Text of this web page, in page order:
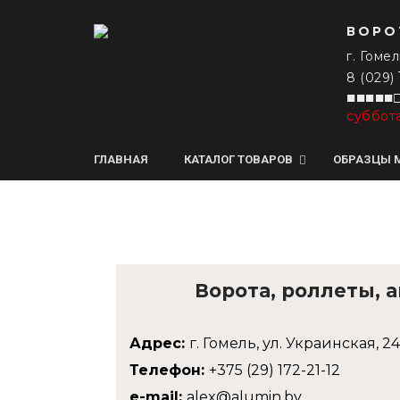
г.
8 (029)
ГЛАВНАЯ КАТАЛОГ ТОВАРОВ ОБРАЗЦЫ
Ворота, роллеты,
Адрес: г. Гомель, ул. Украинская,
Телефон: +375 (29) 172-21-12